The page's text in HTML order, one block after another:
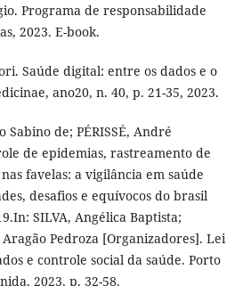
Programa de responsabilidade
2023. E-book.
Saúde digital: entre os dados e o
ano20, n. 40, p. 21-35, 2023.
Sabino de; PÉRISSÉ, André
de epidemias, rastreamento de
favelas: a vigilância em saúde
desafios e equívocos do brasil
SILVA, Angélica Baptista;
Aragão Pedroza [Organizadores]. Lei
e controle social da saúde. Porto
2023, p. 32-58.